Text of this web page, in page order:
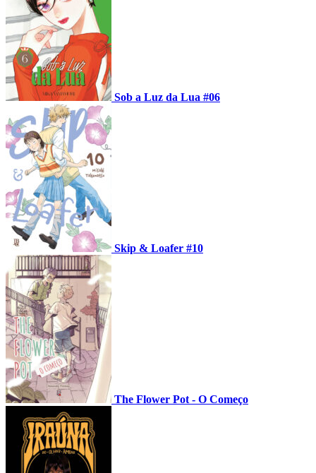
Sob a Luz da Lua #06
Skip & Loafer #10
The Flower Pot - O Começo